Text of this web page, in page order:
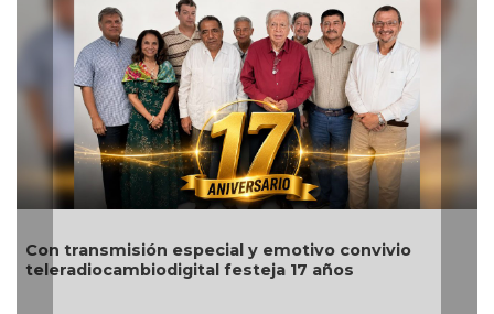
transmisión especial y emotivo convivio
festeja 17 años